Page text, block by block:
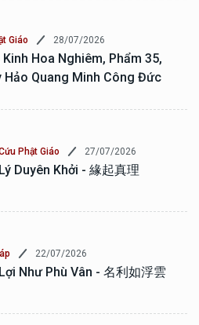
Giáo 28/07/2026
Kinh Hoa Nghiêm, Phẩm 35,
Hảo Quang Minh Công Đức
Phật Giáo 27/07/2026
Duyên Khởi - 緣起真理
22/07/2026
Như Phù Vân - 名利如浮雲